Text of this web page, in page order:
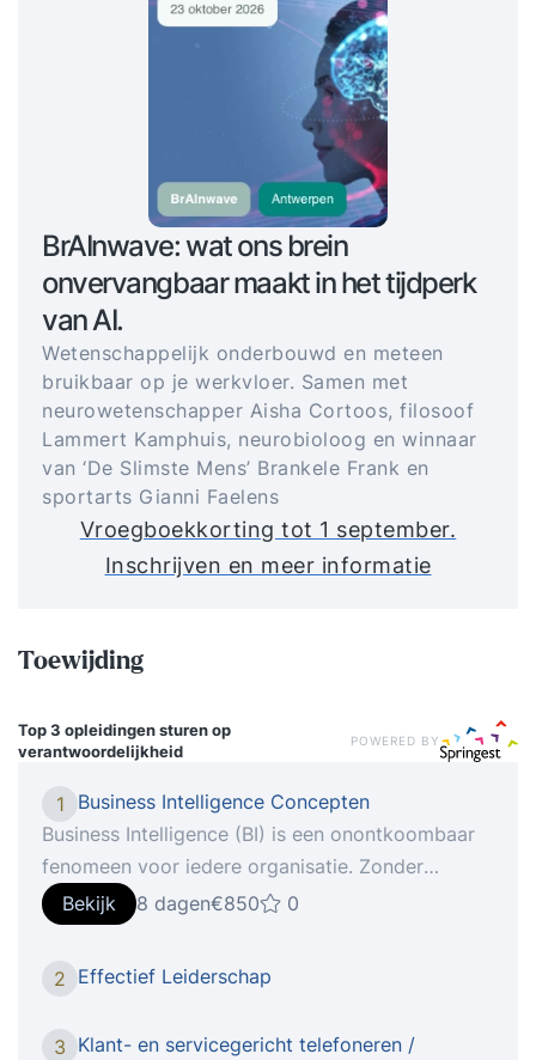
BrAInwave: wat ons brein
onvervangbaar maakt in het tijdperk
van AI.
Wetenschappelijk onderbouwd en meteen
bruikbaar op je werkvloer. Samen met
neurowetenschapper Aisha Cortoos, filosoof
Lammert Kamphuis, neurobioloog en winnaar
van ‘De Slimste Mens’ Brankele Frank en
sportarts Gianni Faelens
Vroegboekkorting tot 1 september.
Inschrijven en meer informatie
Toewijding
Top 3 opleidingensturen op
verantwoordelijkheid
POWERED BY
1
Business Intelligence Concepten
Business Intelligence (BI) is een onontkoombaar
fenomeen voor iedere organisatie. Zonder
Business Intelligence bent u niet in staat om de
concurrentie aan te gaan. Is dit nu echt zo, of is
er sprake v Tijdens de cursus Business
Intelligence Concepten leert u een aantal
Bekijk 8 dagen€850 0
2 Effectief Leiderschap
3 Klant- en servicegericht telefoneren /